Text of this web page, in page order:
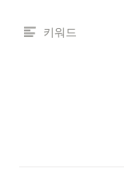
키워드